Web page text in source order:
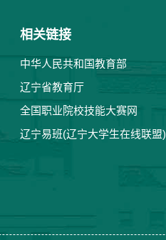
相关链接
中华人民共和国教育部
辽宁省教育厅
全国职业院校技能大赛网
辽宁易班(辽宁大学生在线联盟)